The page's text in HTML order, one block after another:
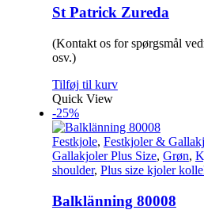
St Patrick Zureda
(Kontakt os for spørgsmål
osv.)
Tilføj til kurv
Quick View
-25%
Festkjole, Festkjoler &
Gallakjoler Plus Size, Grøn,
shoulder, Plus size kjoler
Balklänning 80008